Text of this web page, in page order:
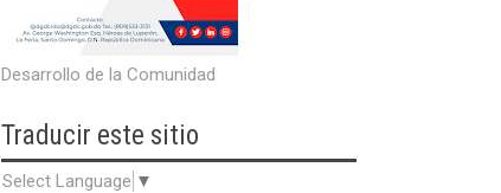
Desarrollo de la Comunidad
Traducir este sitio
Select Language ▼